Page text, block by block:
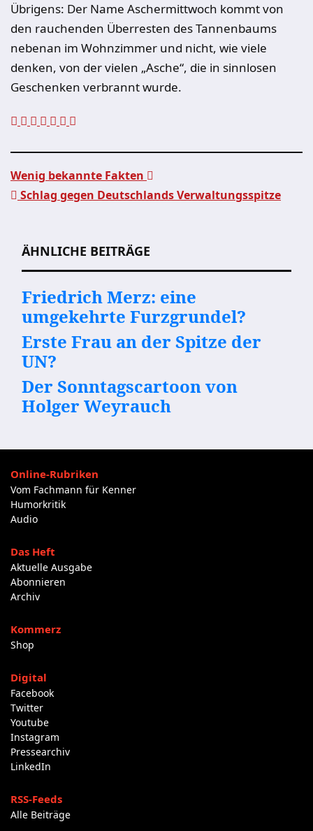
Übrigens: Der Name Aschermittwoch kommt von
den rauchenden Überresten des Tannenbaums
nebenan im Wohnzimmer und nicht, wie viele
denken, von der vielen „Asche“, die in sinnlosen
Geschenken verbrannt wurde.
Wenig bekannte Fakten
Schlag gegen Deutschlands Verwaltungsspitze
ÄHNLICHE BEITRÄGE
Friedrich Merz: eine
umgekehrte Furzgrundel?
Erste Frau an der Spitze der
UN?
Der Sonntagscartoon von
Holger Weyrauch
Online-Rubriken
Vom Fachmann für Kenner
Humorkritik
Audio
Das Heft
Aktuelle Ausgabe
Abonnieren
Archiv
Kommerz
Shop
Digital
Facebook
Twitter
Youtube
Instagram
Pressearchiv
LinkedIn
RSS-Feeds
Alle Beiträge